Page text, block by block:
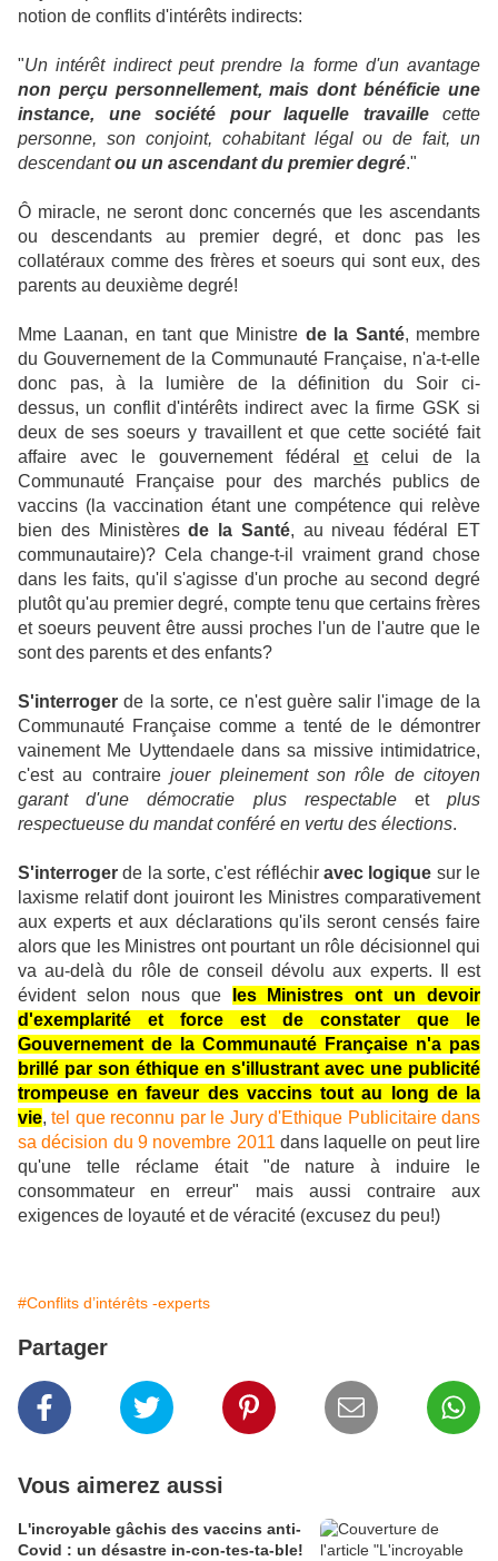
notion de conflits d'intérêts indirects:
"Un intérêt indirect peut prendre la forme d'un avantage
non perçu personnellement, mais dont bénéficie une
instance, une société pour laquelle travaillecette
personne, son conjoint, cohabitant légal ou de fait, un
descendantou un ascendant du premier degré."
Ô miracle, ne seront donc concernés que les ascendants
ou descendants au premier degré, et donc pas les
collatéraux comme des frères et soeurs qui sont eux, des
parents au deuxième degré!
Mme Laanan, en tant que Ministre de la Santé, membre
du Gouvernement de la Communauté Française, n'a-t-elle
donc pas, à la lumière de la définition du Soir ci-
dessus, un conflit d'intérêts indirect avec la firme GSK si
deux de ses soeurs y travaillent et que cette société fait
affaire avec le gouvernement fédéral etcelui de la
Communauté Française pour des marchés publics de
vaccins (la vaccination étant une compétence qui relève
bien des Ministèresde la Santé, au niveau fédéral ET
communautaire)? Cela change-t-il vraiment grand chose
dans les faits, qu'il s'agisse d'un proche au second degré
plutôt qu'au premier degré, compte tenu que certains frères
et soeurs peuvent être aussi proches l'un de l'autre que le
sont des parents et des enfants?
S'interroger de la sorte, ce n'est guère salir l'image de la
Communauté Française comme a tenté de le démontrer
vainement Me Uyttendaele dans sa missive intimidatrice,
c'est au contrairejouer pleinement son rôle de citoyen
garant d'une démocratie plus respectableetplus
respectueuse du mandat conféré en vertu des élections.
S'interroger de la sorte, c'est réfléchir avec logique sur le
laxisme relatif dont jouiront les Ministres comparativement
aux experts et aux déclarations qu'ils seront censés faire
alors que les Ministres ont pourtant un rôle décisionnel qui
va au-delà du rôle de conseil dévolu aux experts. Il est
évident selon nous que
les Ministres ont un devoir
d'exemplarité et force est de constater que le
Gouvernement de la Communauté Française n'a pas
brillé par son éthique en s'illustrant avec une publicité
trompeuse en faveur des vaccins tout au long de la
vie,tel que reconnu par le Jury d'Ethique Publicitaire dans
sa décision du 9 novembre 2011 dans laquelle on peut lire
qu'une telle réclame était "de nature à induire le
consommateur en erreur" mais aussi contraire aux
exigences de loyauté et de véracité (excusez du peu!)
#Conflits d’intérêts -experts
Partager
Vous aimerez aussi
L'incroyable gâchis des vaccins anti-
Covid : un désastre in-con-tes-ta-ble!